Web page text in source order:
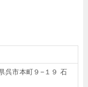
呉市本町９−１９ 石